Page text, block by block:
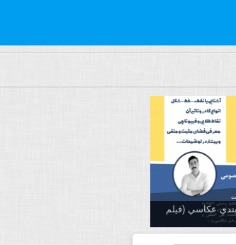
عكاسي (فیلم